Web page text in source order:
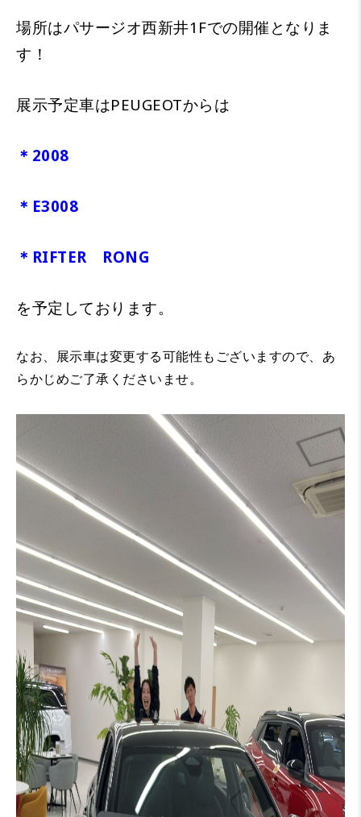
場所はパサージオ西新井1Fでの開催となりま
す！
展示予定車はPEUGEOTからは
＊2008
＊E3008
＊RIFTER RONG
を予定しております。
なお、展示車は変更する可能性もございますので、あ
らかじめご了承くださいませ。